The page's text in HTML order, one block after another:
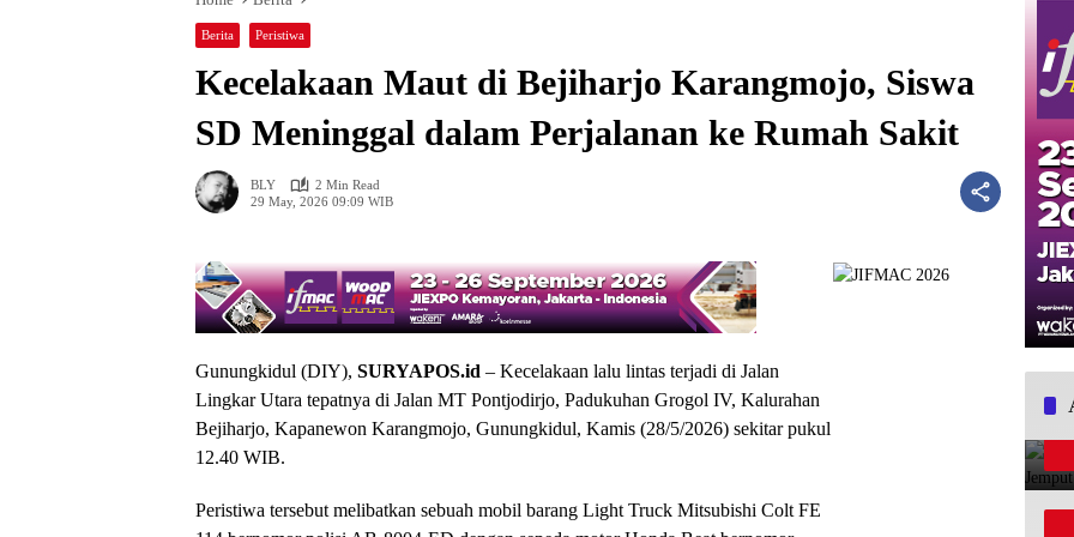
Berita Peristiwa
Kecelakaan Maut di Bejiharjo Karangmojo, Siswa
SD Meninggal dalam Perjalanan ke Rumah Sakit
BLY
2 Min Read
29 May, 2026 09:09 WIB
Gunungkidul (DIY), SURYAPOS.id – Kecelakaan lalu lintas terjadi di Jalan
Lingkar Utara tepatnya di Jalan MT Pontjodirjo, Padukuhan Grogol IV, Kalurahan
Bejiharjo, Kapanewon Karangmojo, Gunungkidul, Kamis (28/5/2026) sekitar pukul
12.40 WIB.
Peristiwa tersebut melibatkan sebuah mobil barang Light Truck Mitsubishi Colt FE